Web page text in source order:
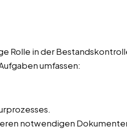
Rolle in der
umfassen:
notwendigen